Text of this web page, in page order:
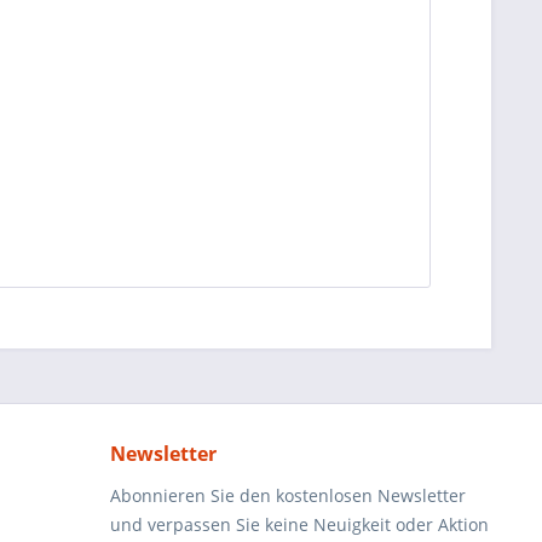
Newsletter
Abonnieren Sie den kostenlosen Newsletter
und verpassen Sie keine Neuigkeit oder Aktion